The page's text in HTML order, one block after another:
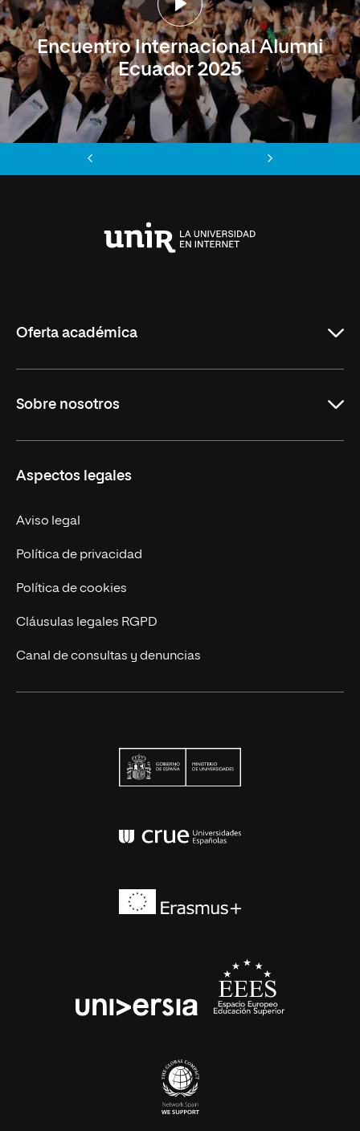
Encuentro Internacional Alumni
Ecuador 2025
Oferta académica
Formación Continua
Sobre nosotros
Trabaja en UNIR
Actualidad
Contáctanos
Aspectos legales
Aviso legal
Política de privacidad
Política de cookies
Cláusulas legales RGPD
Canal de consultas y denuncias